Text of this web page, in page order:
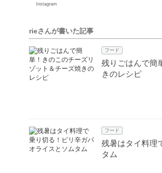
Instagram
rieさんが書いた記事
フード
残りごはんで簡
きのレシピ
フード
残暑はタイ料理
タム